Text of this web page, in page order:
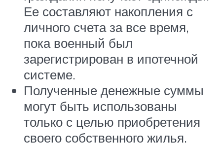
Ее составляют накопления с
личного счета за все время,
пока военный был
зарегистрирован в ипотечной
системе.
Полученные денежные суммы
могут быть использованы
только с целью приобретения
своего собственного жилья.